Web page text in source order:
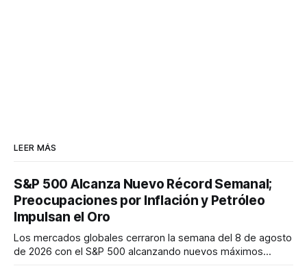
LEER MÁS
S&P 500 Alcanza Nuevo Récord Semanal;
Preocupaciones por Inflación y Petróleo
Impulsan el Oro
Los mercados globales cerraron la semana del 8 de agosto
de 2026 con el S&P 500 alcanzando nuevos máximos